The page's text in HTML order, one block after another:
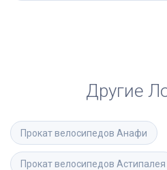
Другие
Прокат велосипедов Анафи
Прокат велосипедов Астипалея